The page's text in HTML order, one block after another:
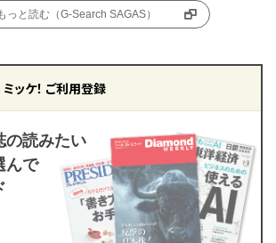
っと読む（G-Search SAGAS）
ッケ！ ご利用登録
の読みたい
んで